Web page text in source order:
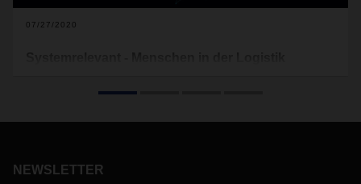
07/27/2020
Sicherheit.
NEWSLETTER